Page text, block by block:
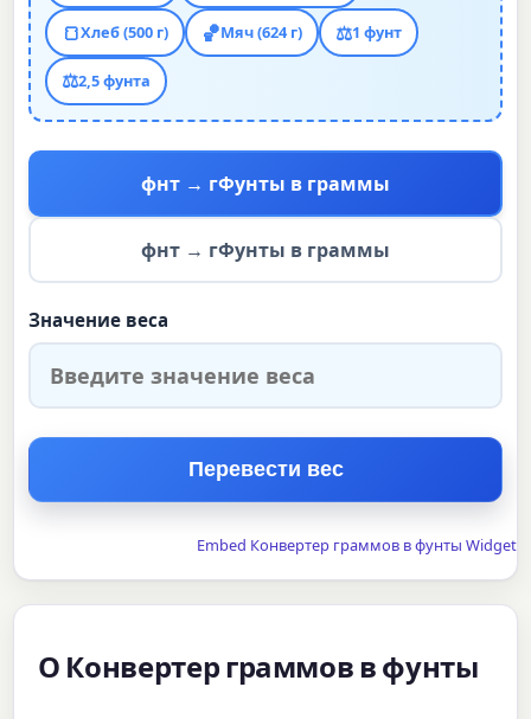
🍞Хлеб (500 г) 🏀Мяч (624 г) ⚖️1 фунт
⚖️2,5 фунта
фнт → гФунты в граммы
фнт → гФунты в граммы
Значение веса
Перевести вес
Embed Конвертер граммов в фунты Widget
О Конвертер граммов в фунты